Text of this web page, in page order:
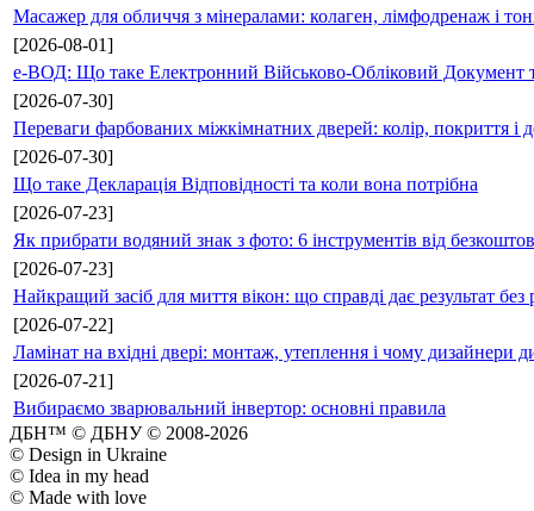
Масажер для обличчя з мінералами: колаген, лімфодренаж і
[2026-08-01]
е-ВОД: Що таке Електронний Військово-Обліковий Документ
[2026-07-30]
Переваги фарбованих міжкімнатних дверей: колір, покриття і
[2026-07-30]
Що таке Декларація Відповідності та коли вона потрібна
[2026-07-23]
Як прибрати водяний знак з фото: 6 інструментів від
[2026-07-23]
Найкращий засіб для миття вікон: що справді дає результат без
[2026-07-22]
Ламінат на вхідні двері: монтаж, утеплення і чому дизайнери
[2026-07-21]
Вибираємо зварювальний інвертор: основні правила
ДБН™ © ДБНУ © 2008-2026
© Design in Ukraine
© Idea in my head
© Made with love